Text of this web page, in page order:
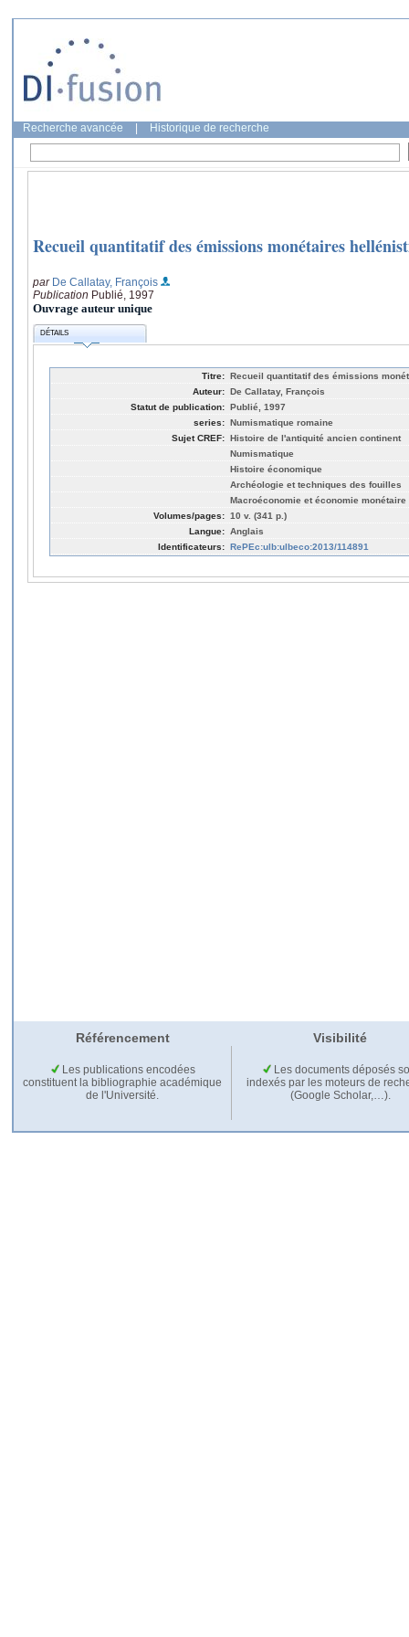
Recherche avancée Historique de recherche
Recueil quantitatif des émissions monétaires
par De Callatay, François
Publication Publié, 1997
Ouvrage auteur unique
DÉTAILS
Titre: Recueil quantitatif des émissions
Auteur: De Callatay, François
Statut de publication: Publié, 1997
series: Numismatique romaine
Sujet CREF: Histoire de l'antiquité ancien continent
Numismatique
Histoire économique
Archéologie et techniques des fouilles
Macroéconomie et économie monétaire
Volumes/pages: 10 v. (341 p.)
Langue: Anglais
Identificateurs: RePEc:ulb:ulbeco:2013/114891
Référencement Visibilité
Les publications encodées
constituent la bibliographie académique
de l'Université.
Les documents déposés
indexés par les moteurs de
(Google Scholar,…).